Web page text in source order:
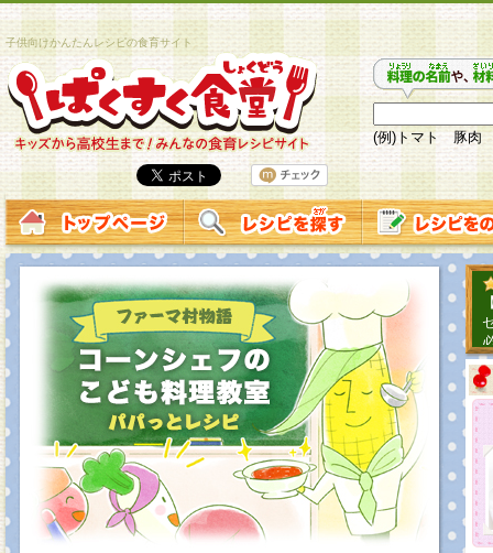
子供向けかんたんレシピの食育サイト
(例)トマト 豚肉